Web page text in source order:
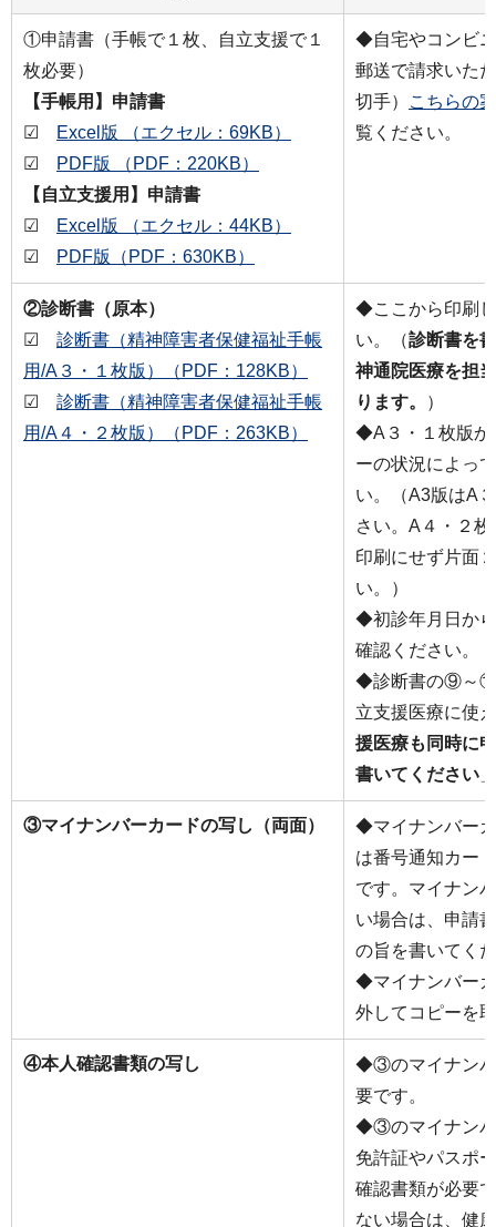
①申請書（手帳で１枚、自立支援で１
枚必要）
【手帳用】申請書
☑
Excel版 （エクセル：69KB）
☑
PDF版 （PDF：220KB）
【自立支援用】申請書
☑
Excel版 （エクセル：44KB）
☑
PDF版（PDF：630KB）
◆自宅やコンビ
郵送で請求いた
切手）
こちらの
覧ください。
②診断書（原本）
☑ 診断書（精神障害者保健福祉手帳
用/A３・１枚版）（PDF：128KB）
☑ 診断書（精神障害者保健福祉手帳
用/A４・２枚版）（PDF：263KB）
◆ここから印刷
い。（診断書を
神通院医療を担
ります。
）
◆A３・１枚版か
ーの状況によっ
い。（A3版はA
さい。A４・２
印刷にせず片面
い。）
◆初診年月日か
確認ください。
◆診断書の⑨～⑪
立支援医療に使
援医療も同時に
書いてください
③マイナンバーカードの写し（両面）
◆マイナンバー
は番号通知カー
です。マイナン
い場合は、申請
の旨を書いてく
◆マイナンバー
外してコピーを
④本人確認書類の写し
◆③のマイナンバ
要です。
◆③のマイナンバ
免許証やパスポ
確認書類が必要
ない場合は、健